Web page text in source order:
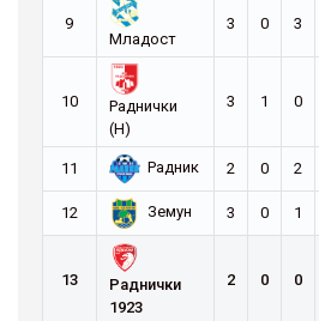
9
Младост
3 0 3
10
Раднички
(Н)
3 1 0
11 Радник 2 0 2
12 Земун 3 0 1
13
Раднички
1923
2 0 0